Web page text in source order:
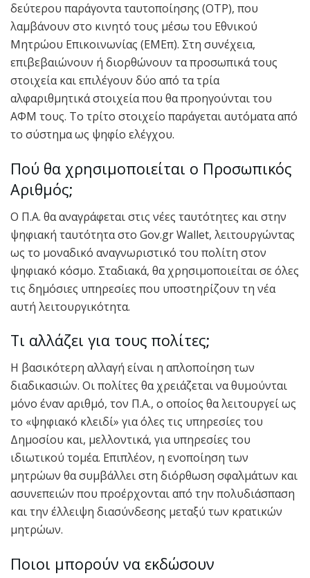
δεύτερου παράγοντα ταυτοποίησης (OTP), που
λαμβάνουν στο κινητό τους μέσω του Εθνικού
Μητρώου Επικοινωνίας (ΕΜΕπ). Στη συνέχεια,
επιβεβαιώνουν ή διορθώνουν τα προσωπικά τους
στοιχεία και επιλέγουν δύο από τα τρία
αλφαριθμητικά στοιχεία που θα προηγούνται του
ΑΦΜ τους. Το τρίτο στοιχείο παράγεται αυτόματα από
το σύστημα ως ψηφίο ελέγχου.
Πού θα χρησιμοποιείται ο Προσωπικός
Αριθμός;
Ο Π.Α. θα αναγράφεται στις νέες ταυτότητες και στην
ψηφιακή ταυτότητα στο Gov.gr Wallet, λειτουργώντας
ως το μοναδικό αναγνωριστικό του πολίτη στον
ψηφιακό κόσμο. Σταδιακά, θα χρησιμοποιείται σε όλες
τις δημόσιες υπηρεσίες που υποστηρίζουν τη νέα
αυτή λειτουργικότητα.
Τι αλλάζει για τους πολίτες;
Η βασικότερη αλλαγή είναι η απλοποίηση των
διαδικασιών. Οι πολίτες θα χρειάζεται να θυμούνται
μόνο έναν αριθμό, τον Π.Α., ο οποίος θα λειτουργεί ως
το «ψηφιακό κλειδί» για όλες τις υπηρεσίες του
Δημοσίου και, μελλοντικά, για υπηρεσίες του
ιδιωτικού τομέα. Επιπλέον, η ενοποίηση των
μητρώων θα συμβάλλει στη διόρθωση σφαλμάτων και
ασυνεπειών που προέρχονται από την πολυδιάσπαση
και την έλλειψη διασύνδεσης μεταξύ των κρατικών
μητρώων.
Ποιοι μπορούν να εκδώσουν